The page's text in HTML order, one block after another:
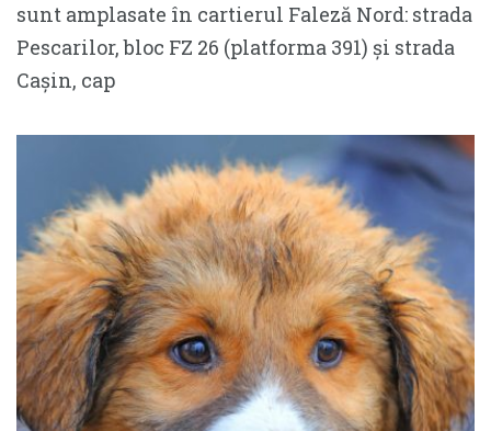
sunt amplasate în cartierul Faleză Nord: strada
Pescarilor, bloc FZ 26 (platforma 391) și strada
Cașin, cap